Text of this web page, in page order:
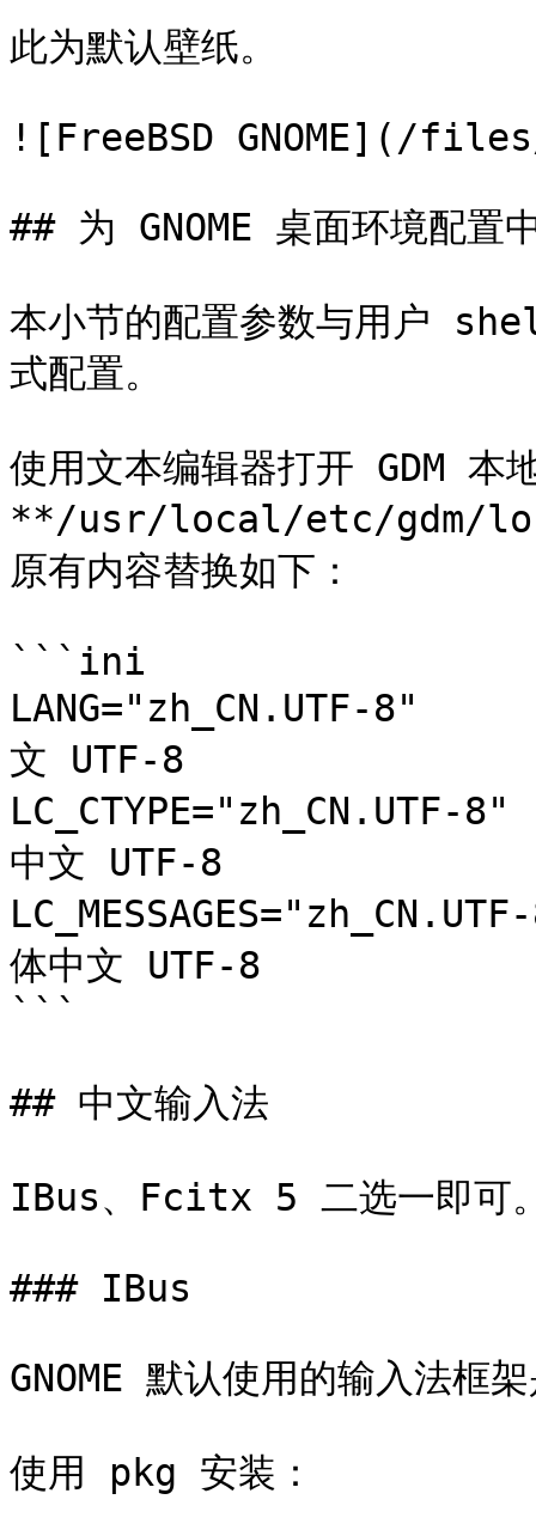
此为默认壁纸。
![FreeBSD GNOME](/
## 为 GNOME 桌面环境配置
本小节的配置参数与用户
式配置。
使用文本编辑器打开 GDM 本
**/usr/local/etc/gdm/
原有内容替换如下：
```ini
LANG="zh_CN.UTF-8"
文 UTF-8
LC_CTYPE="zh_CN.UTF-
中文 UTF-8
体中文 UTF-8
```
## 中文输入法
IBus、Fcitx 5 二选一即可
### IBus
GNOME 默认使用的输入法框
使用 pkg 安装：